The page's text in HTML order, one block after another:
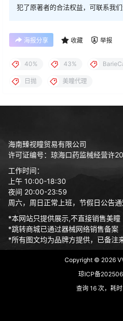
犯了原著者的合法权益，可联系我们
海报分享 收藏 举报
40% 43%
日抛 美瞳代理
海南臻视瞳贸易有限公司
许可证编号：琼海口药监械经营许
工作时间：
上午 10:00-18:30
夜间 20:00-23:59
周六，周日正常上班，节假日公告通
*本网站只提供展示,不直接销售美瞳
*跳转商城已通过器械网络销售备案
*所有图文均为品牌方提供，已备注
Copyright © 2026
琼ICP备
查询 16 次，耗